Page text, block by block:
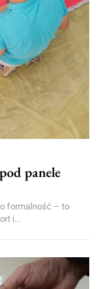
panele
formalność – to
i...